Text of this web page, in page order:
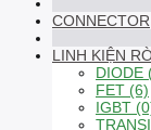
CONNECTOR
LINH KIỆN
DIODE
FET (6)
IGBT